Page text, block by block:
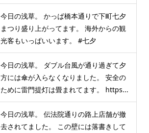
今日の浅草。 かっぱ橋本通りで下町七夕
まつり盛り上がってます。 海外からの観
光客もいっぱいいます。 #七夕
今日の浅草。 ダブル台風が通り過ぎて夕
方には傘が入らなくなりました。 安全の
ために雷門提灯は畳まれてます。 https...
今日の浅草。 伝法院通りの路上店舗が撤
去されてました。 この壁には落書きして